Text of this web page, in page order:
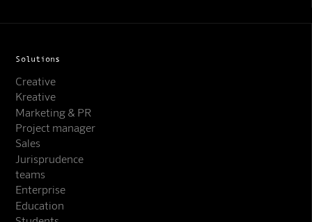
Solutions
Creative
Kreative
Marketing & PR
Project manager
Sales
Jurisprudence
teams
Enterprise
Education